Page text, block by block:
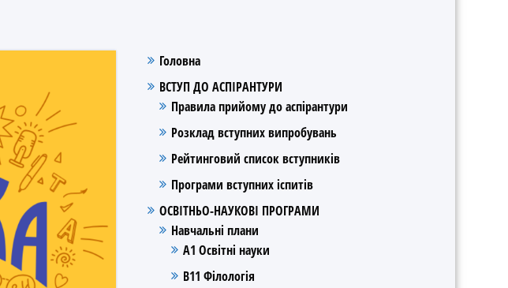
Головна
ВСТУП ДО АСПІРАНТУРИ
Правила прийому до аспірантури
Розклад вступних випробувань
Рейтинговий список вступників
Програми вступних іспитів
ОСВІТНЬО-НАУКОВІ ПРОГРАМИ
Навчальні плани
А1 Освітні науки
В11 Філологія